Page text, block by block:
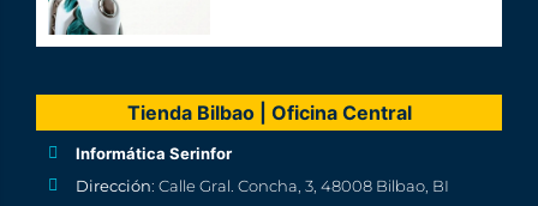
Tienda Bilbao | Oficina Central
Informática Serinfor
Dirección: Calle Gral. Concha, 3, 48008 Bilbao, BI